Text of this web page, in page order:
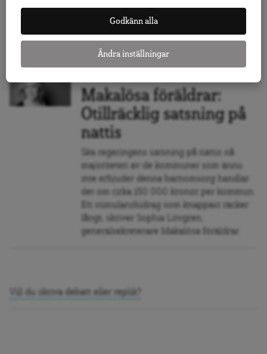
Sänkt skatt på pension med 50 kronor per
månad pekar inte på någon vilja från
regeringen att sluta skattegapet. Det
skriver PRO:s ordförande Curt Persson.
Makalösa föräldrar:
Otillräcklig satsning på
nattis
Ska regeringens satsning på nattis nå
majoriteten av de kommuner som ännu
inte erbjuder denna barnomsorg handlar
det om cirka 150 000 kronor per kommun.
Ett stimulansbidrag som knappast räcker
långt, skriver Sophia Lövgren,
generalsekreterare Makalösa föräldrar.
Vill du skriva debatt eller replik?
Godkänn alla
Ändra inställningar